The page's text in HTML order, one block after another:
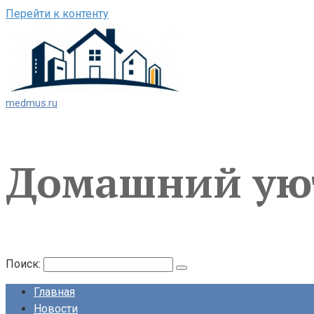
Перейти к контенту
medmus.ru
Домашний
Поиск:
Главная
Новости